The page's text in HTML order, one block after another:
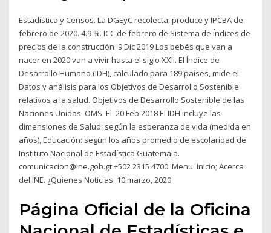
Estadística y Censos. La DGEyC recolecta, produce y IPCBA de
febrero de 2020. 4.9 %. ICC de febrero de Sistema de Índices de
precios de la construcción 9 Dic 2019 Los bebés que van a
nacer en 2020 van a vivir hasta el siglo XXII. El Índice de
Desarrollo Humano (IDH), calculado para 189 países, mide el
Datos y análisis para los Objetivos de Desarrollo Sostenible
relativos a la salud. Objetivos de Desarrollo Sostenible de las
Naciones Unidas. OMS. El 20 Feb 2018 El IDH incluye las
dimensiones de Salud: según la esperanza de vida (medida en
años), Educación: según los años promedio de escolaridad de
Instituto Nacional de Estadística Guatemala.
comunicacion@ine.gob.gt +502 2315 4700. Menu. Inicio; Acerca
del INE. ¿Quienes Noticias. 10 marzo, 2020
Página Oficial de la Oficina